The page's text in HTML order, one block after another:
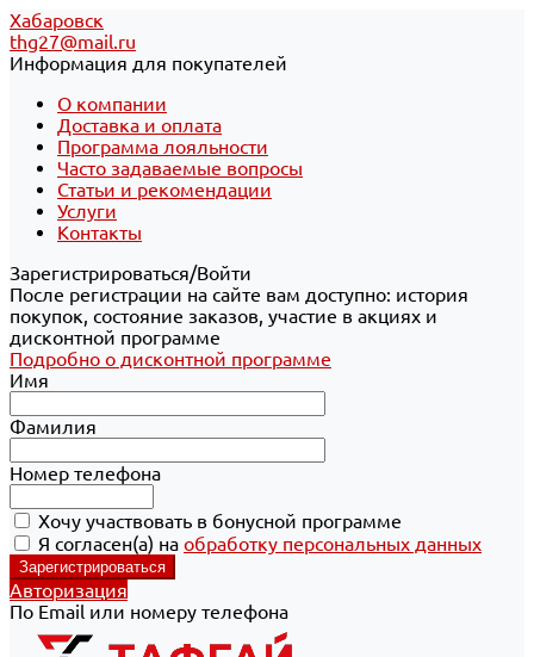
Хабаровск
thg27@mail.ru
Информация для покупателей
О компании
Доставка и оплата
Программа лояльности
Часто задаваемые вопросы
Статьи и рекомендации
Услуги
Контакты
Зарегистрироваться/Войти
После регистрации на сайте вам доступно: история
покупок, состояние заказов, участие в акциях и
дисконтной программе
Подробно о дисконтной программе
Имя
Фамилия
Номер телефона
Хочу участвовать в бонусной программе
Я согласен(а) на обработку персональных данных
Авторизация
По Email или номеру телефона